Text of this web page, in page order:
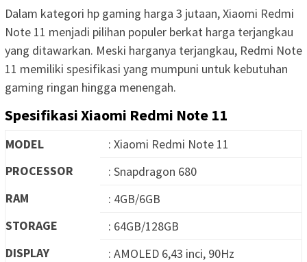
Dalam kategori hp gaming harga 3 jutaan, Xiaomi Redmi
Note 11 menjadi pilihan populer berkat harga terjangkau
yang ditawarkan. Meski harganya terjangkau, Redmi Note
11 memiliki spesifikasi yang mumpuni untuk kebutuhan
gaming ringan hingga menengah.
Spesifikasi Xiaomi Redmi Note 11
MODEL
: Xiaomi Redmi Note 11
PROCESSOR
: Snapdragon 680
RAM
: 4GB/6GB
STORAGE
: 64GB/128GB
DISPLAY
: AMOLED 6,43 inci, 90Hz